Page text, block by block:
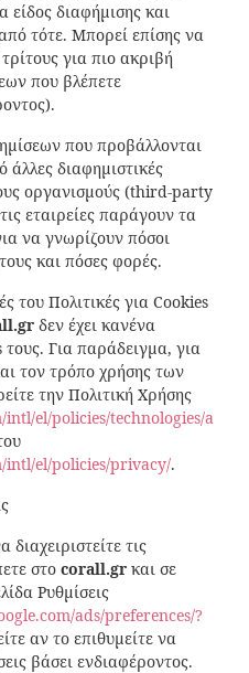
είδος διαφήμισης και
τότε. Μπορεί επίσης να
για πιο ακριβή
που βλέπετε
που προβάλλονται
άλλες διαφημιστικές
οργανισμούς (third-party
εταιρείες παράγουν τα
να γνωρίζουν πόσοι
και πόσες φορές.
του Πολιτικές για Cookies
.gr δεν έχει κανένα
Για παράδειγμα, για
τον τρόπο χρήσης των
την Πολιτική Χρήσης
el/policies/technologies/a
intl/el/policies/privacy/.
τις
στο corall.gr και σε
Ρυθμίσεις
ads/preferences/?
αν το επιθυμείτε να
βάσει ενδιαφέροντος.